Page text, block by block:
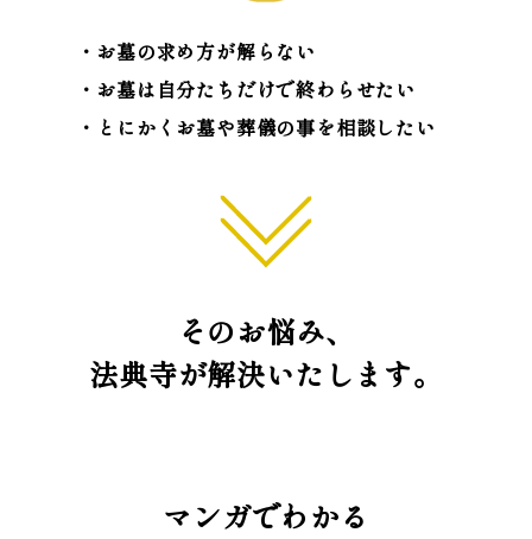
お墓の求め方が解らない
お墓は自分たちだけで終わらせたい
とにかくお墓や葬儀の事を相談したい
そのお悩み、
法典寺が解決いたします。
マンガでわかる